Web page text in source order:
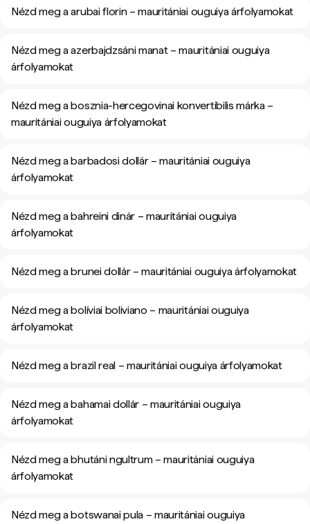
Nézd meg a arubai florin – mauritániai ouguiya árfolyamokat
Nézd meg a azerbajdzsáni manat – mauritániai ouguiya
árfolyamokat
Nézd meg a bosznia-hercegovinai konvertibilis márka –
mauritániai ouguiya árfolyamokat
Nézd meg a barbadosi dollár – mauritániai ouguiya
árfolyamokat
Nézd meg a bahreini dinár – mauritániai ouguiya
árfolyamokat
Nézd meg a brunei dollár – mauritániai ouguiya árfolyamokat
Nézd meg a bolíviai boliviano – mauritániai ouguiya
árfolyamokat
Nézd meg a brazil real – mauritániai ouguiya árfolyamokat
Nézd meg a bahamai dollár – mauritániai ouguiya
árfolyamokat
Nézd meg a bhutáni ngultrum – mauritániai ouguiya
árfolyamokat
Nézd meg a botswanai pula – mauritániai ouguiya